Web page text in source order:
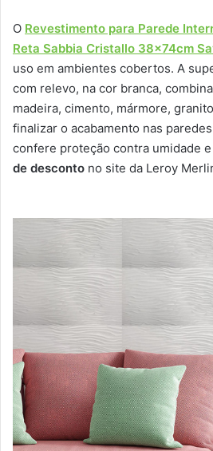
O Revestimento para Parede
Reta Sabbia Cristallo 38x74cm
uso em ambientes cobertos. A
com relevo, na cor branca,
madeira, cimento, mármore,
finalizar o acabamento nas
confere proteção contra umidade
de desconto no site da Leroy